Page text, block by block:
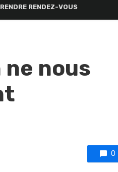
RENDEZ-VOUS
ne nous
0